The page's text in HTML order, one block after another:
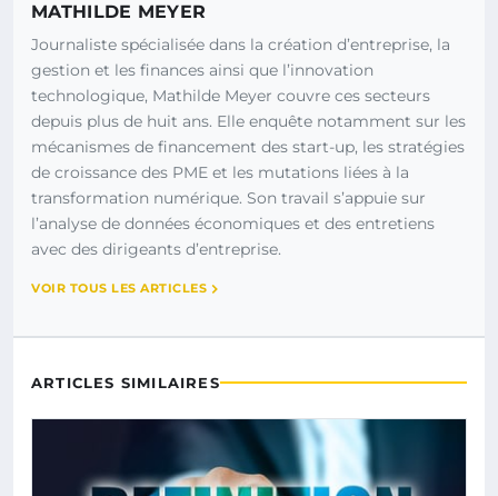
MATHILDE MEYER
Journaliste spécialisée dans la création d’entreprise, la
gestion et les finances ainsi que l’innovation
technologique, Mathilde Meyer couvre ces secteurs
depuis plus de huit ans. Elle enquête notamment sur les
mécanismes de financement des start-up, les stratégies
de croissance des PME et les mutations liées à la
transformation numérique. Son travail s’appuie sur
l’analyse de données économiques et des entretiens
avec des dirigeants d’entreprise.
VOIR TOUS LES ARTICLES
ARTICLES SIMILAIRES